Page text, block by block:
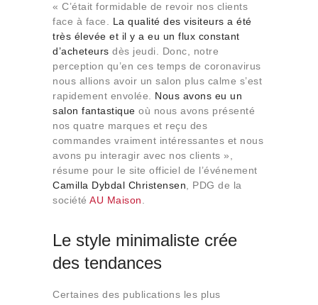
« C’était formidable de revoir nos clients
face à face. La qualité des visiteurs a été
très élevée et il y a eu un flux constant
d’acheteurs dès jeudi. Donc, notre
perception qu’en ces temps de coronavirus
nous allions avoir un salon plus calme s’est
rapidement envolée. Nous avons eu un
salon fantastique où nous avons présenté
nos quatre marques et reçu des
commandes vraiment intéressantes et nous
avons pu interagir avec nos clients »,
résume pour le site officiel de l’événement
Camilla Dybdal Christensen , PDG de la
société AU Maison
Le style minimaliste crée
des tendances
Certaines des publications les plus